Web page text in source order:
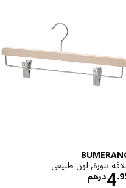
تنورة, لون طبيعي
درهمالاسعار درهم 4.95